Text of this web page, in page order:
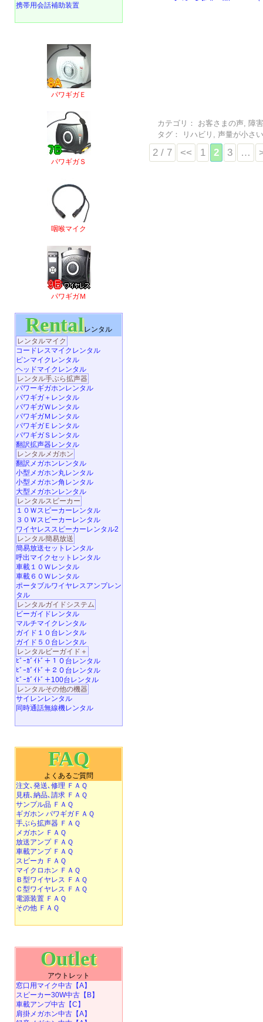
カテゴリ： お客さまの声 障
タグ：
リハビリ ,声量が小さ
2 / 7 << 1 2 3 …
携帯用会話補助装置
パワギガＥ
パワギガＳ
咽喉マイク
パワギガＭ
Rentalレンタル
レンタルマイク
コードレスマイクレンタル
ピンマイクレンタル
ヘッドマイクレンタル
レンタル手ぶら拡声器
パワーギガホンレンタル
パワギガ＋レンタル
パワギガＷレンタル
パワギガＭレンタル
パワギガＥレンタル
パワギガＳレンタル
翻訳拡声器レンタル
レンタルメガホン
翻訳メガホンレンタル
小型メガホン丸レンタル
小型メガホン角レンタル
大型メガホンレンタル
レンタルスピーカー
１０Ｗスピーカーレンタル
３０Ｗスピーカーレンタル
ワイヤレススピーカーレンタル2
レンタル簡易放送
簡易放送セットレンタル
呼出マイクセットレンタル
車載１０Ｗレンタル
車載６０Ｗレンタル
ポータブルワイヤレスアンプレン
タル
レンタルガイドシステム
ビーガイドレンタル
マルチマイクレンタル
ガイド１０台レンタル
ガイド５０台レンタル
レンタルビーガイド＋
ﾋﾞｰｶﾞｲﾄﾞ＋１０台レンタル
ﾋﾞｰｶﾞｲﾄﾞ＋２０台レンタル
ﾋﾞｰｶﾞｲﾄﾞ＋100台レンタル
レンタルその他の機器
サイレンレンタル
同時通話無線機レンタル
FAQ
よくあるご質問
注文､発送､修理 ＦＡＱ
見積､納品､請求 ＦＡＱ
サンプル品 ＦＡＱ
ギガホン パワギガＦＡＱ
手ぶら拡声器 ＦＡＱ
メガホン ＦＡＱ
放送アンプ ＦＡＱ
車載アンプ ＦＡＱ
スピーカ ＦＡＱ
マイクロホン ＦＡＱ
Ｂ型ワイヤレス ＦＡＱ
Ｃ型ワイヤレス ＦＡＱ
電源装置 ＦＡＱ
その他 ＦＡＱ
Outlet
アウトレット
窓口用マイク中古【A】
スピーカー30W中古【B】
車載アンプ中古【C】
肩掛メガホン中古【A】